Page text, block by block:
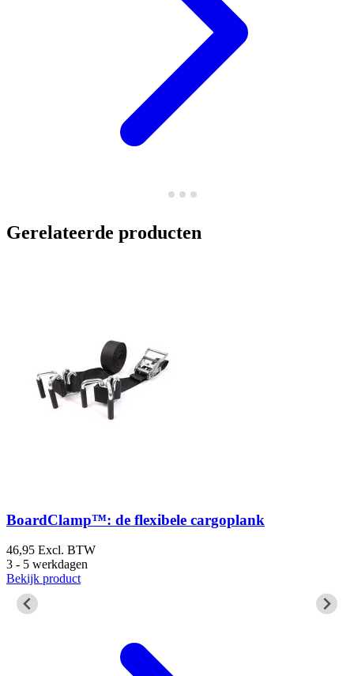
Gerelateerde producten
BoardClamp™: de flexibele cargoplank
46,95 Excl. BTW
3 - 5 werkdagen
Bekijk product